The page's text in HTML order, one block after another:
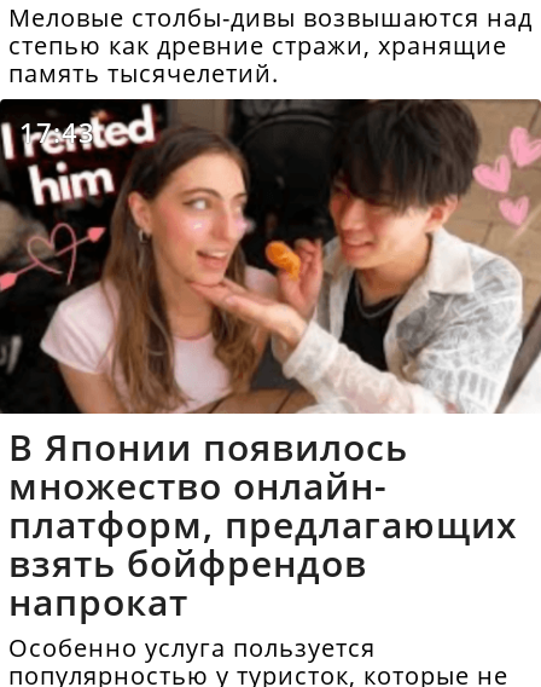
Меловые столбы-дивы возвышаются над
степью как древние стражи, хранящие
память тысячелетий.
17:43
В Японии появилось
множество онлайн-
платформ, предлагающих
взять бойфрендов
напрокат
Особенно услуга пользуется
популярностью у туристок, которые не